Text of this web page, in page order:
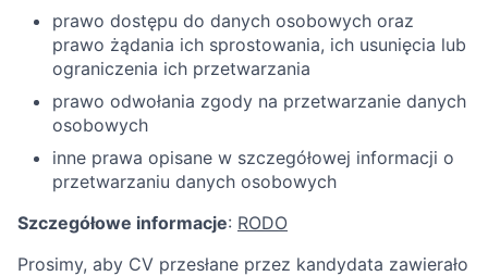
prawo dostępu do danych osobowych oraz
prawo żądania ich sprostowania, ich usunięcia lub
ograniczenia ich przetwarzania
prawo odwołania zgody na przetwarzanie danych
osobowych
inne prawa opisane w szczegółowej informacji o
przetwarzaniu danych osobowych
Szczegółowe informacje: RODO
Prosimy, aby CV przesłane przez kandydata zawierało